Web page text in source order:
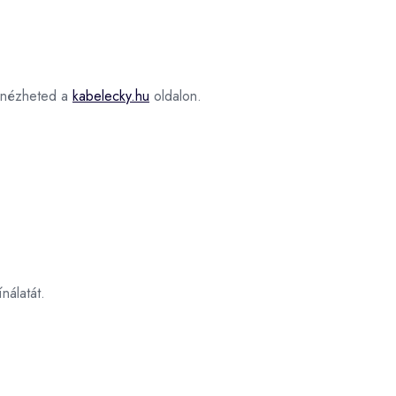
a kabelecky.hu oldalon.